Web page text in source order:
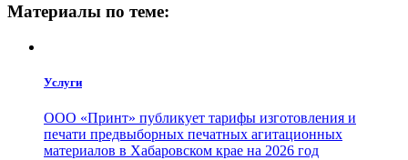
Материалы по теме:
Услуги
ООО «Принт» публикует тарифы изготовления и
печати предвыборных печатных агитационных
материалов в Хабаровском крае на 2026 год